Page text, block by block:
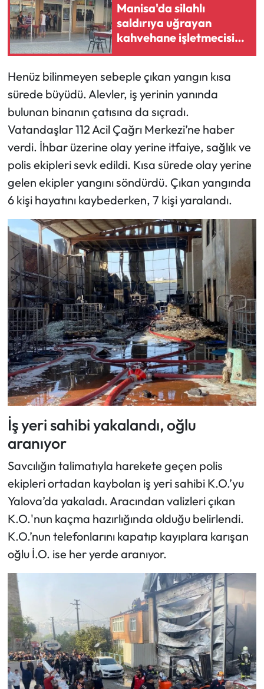
Manisa'da silahlı
saldırıya uğrayan
kahvehane işletmecisi
yaralandı
Henüz bilinmeyen sebeple çıkan yangın kısa
sürede büyüdü. Alevler, iş yerinin yanında
bulunan binanın çatısına da sıçradı.
Vatandaşlar 112 Acil Çağrı Merkezi’ne haber
verdi. İhbar üzerine olay yerine itfaiye, sağlık ve
polis ekipleri sevk edildi. Kısa sürede olay yerine
gelen ekipler yangını söndürdü. Çıkan yangında
6 kişi hayatını kaybederken, 7 kişi yaralandı.
İş yeri sahibi yakalandı, oğlu
aranıyor
Savcılığın talimatıyla harekete geçen polis
ekipleri ortadan kaybolan iş yeri sahibi K.O.’yu
Yalova’da yakaladı. Aracından valizleri çıkan
K.O.'nun kaçma hazırlığında olduğu belirlendi.
K.O.’nun telefonlarını kapatıp kayıplara karışan
oğlu İ.O. ise her yerde aranıyor.